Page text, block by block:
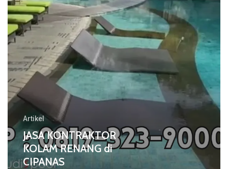
Artikel
JASA KONTRAKTOR
KOLAM RENANG di
CIPANAS